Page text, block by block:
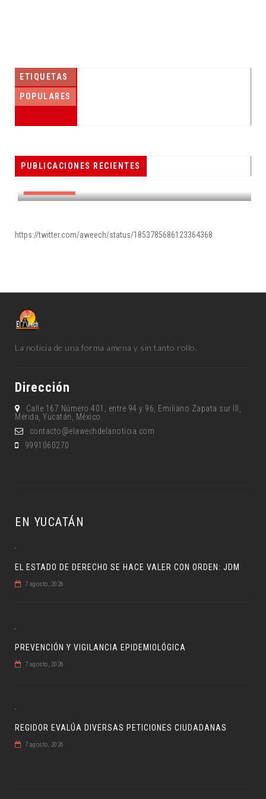
ETIQUETAS
POPULARES
PUBLICACIONES RECIENTES
PESCADORES RECIBEN EQUIPO DE
RADIOCOMUNICACIÓN
https://twitter.com/aweech/status/1853785686123364368
La noticia de una forma amena y sin tanto rollo.
Dirección
Calle 167 Número 401, entre 94 y 96, Emiliano Zapata sur lll,
Mérida, Yucatán, México.
contacto@elawechdelanoticia.com
9991060270
EN YUCATÁN
EL ESTADO DE DERECHO SE HACE VALER CON ORDEN: JDM
7 agosto, 2026
PREVENCIÓN Y VIGILANCIA EPIDEMIOLÓGICA
7 agosto, 2026
REGIDOR EVALÚA DIVERSAS PETICIONES CIUDADANAS
7 agosto, 2026